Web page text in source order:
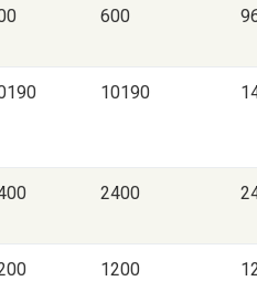
600
10190
2400
1200